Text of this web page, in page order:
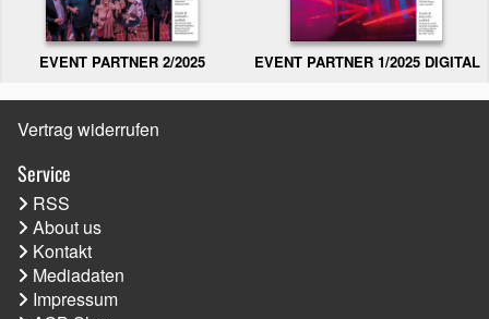
EVENT PARTNER 2/2025 EVENT PARTNER 1/2025 DIGITAL
Vertrag widerrufen
Service
RSS
About us
Kontakt
Mediadaten
Impressum